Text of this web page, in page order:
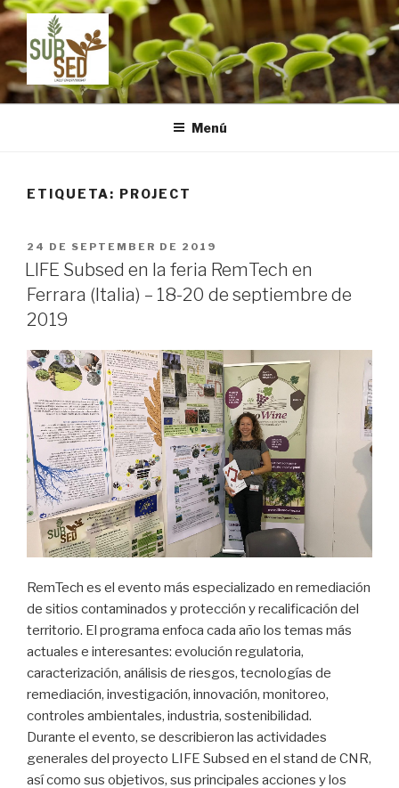
Ir
al
contenido
LIFE SUBSED
Sustainable substrates for agriculture from dredged remediated
Menú
ETIQUETA: PROJECT
PUBLICADO
EN
24 DE SEPTEMBER DE 2019
LIFE Subsed en la feria RemTech en
Ferrara (Italia) – 18-20 de septiembre de
2019
RemTech es el evento más especializado en remediación
de sitios contaminados y protección y recalificación del
territorio. El programa enfoca cada año los temas más
actuales e interesantes: evolución regulatoria,
caracterización, análisis de riesgos, tecnologías de
remediación, investigación, innovación, monitoreo,
controles ambientales, industria, sostenibilidad.
Durante el evento, se describieron las actividades
generales del proyecto LIFE Subsed en el stand de CNR,
así como sus objetivos, sus principales acciones y los